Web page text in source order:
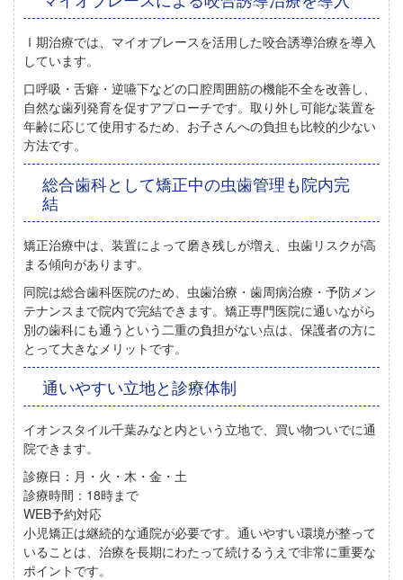
Ⅰ期治療では、マイオブレースを活用した咬合誘導治療を導入
しています。
口呼吸・舌癖・逆嚥下などの口腔周囲筋の機能不全を改善し、
自然な歯列発育を促すアプローチです。取り外し可能な装置を
年齢に応じて使用するため、お子さんへの負担も比較的少ない
方法です。
総合歯科として矯正中の虫歯管理も院内完
結
矯正治療中は、装置によって磨き残しが増え、虫歯リスクが高
まる傾向があります。
同院は総合歯科医院のため、虫歯治療・歯周病治療・予防メン
テナンスまで院内で完結できます。矯正専門医院に通いながら
別の歯科にも通うという二重の負担がない点は、保護者の方に
とって大きなメリットです。
通いやすい立地と診療体制
イオンスタイル千葉みなと内という立地で、買い物ついでに通
院できます。
診療日：月・火・木・金・土
診療時間：18時まで
WEB予約対応
小児矯正は継続的な通院が必要です。通いやすい環境が整って
いることは、治療を長期にわたって続けるうえで非常に重要な
ポイントです。